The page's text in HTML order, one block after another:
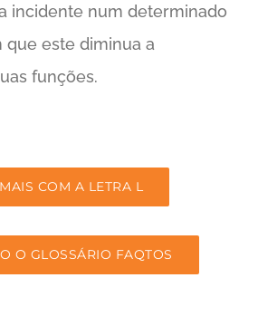
incidente num determinado
que este diminua a
funções.
COM A LETRA L
O GLOSSÁRIO FAQTOS